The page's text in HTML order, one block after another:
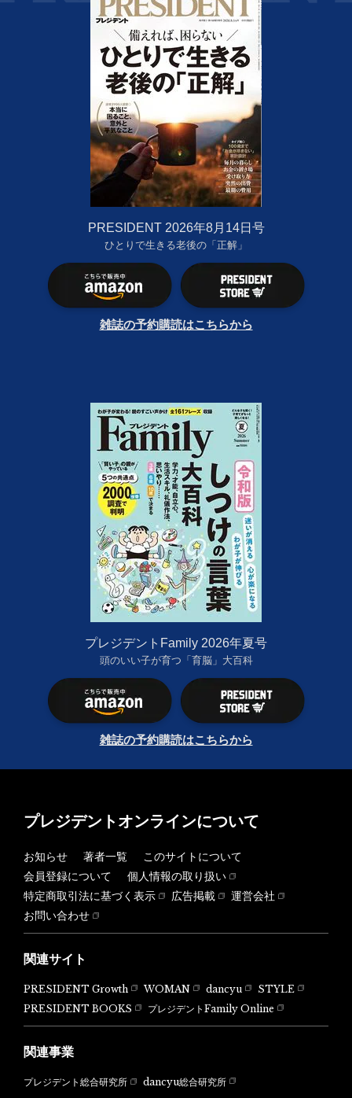
PRESIDENT 2026年8月14日号
ひとりで生きる老後の「正解」
雑誌の予約購読はこちらから
プレジデントFamily 2026年夏号
頭のいい子が育つ「育脳」大百科
雑誌の予約購読はこちらから
プレジデントオンラインについて
お知らせ 著者一覧
このサイトについて
会員登録について
個人情報の取り扱い
特定商取引法に基づく表示
広告掲載
運営会社
お問い合わせ
関連サイト
PRESIDENT Growth WOMAN dancyu
STYLE
PRESIDENT BOOKS
プレジデントFamily Online
関連事業
プレジデント総合研究所 dancyu総合研究所